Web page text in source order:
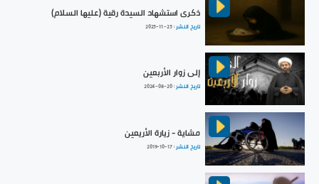
ذكرى استشهاد السيدة رقية (عليها السلام)
تاريخ النشر :2025-11-25
إلى زوار الأربعين
تاريخ النشر :2024-08-20
مشاية - زيارة الأريعين
تاريخ النشر :2019-10-17